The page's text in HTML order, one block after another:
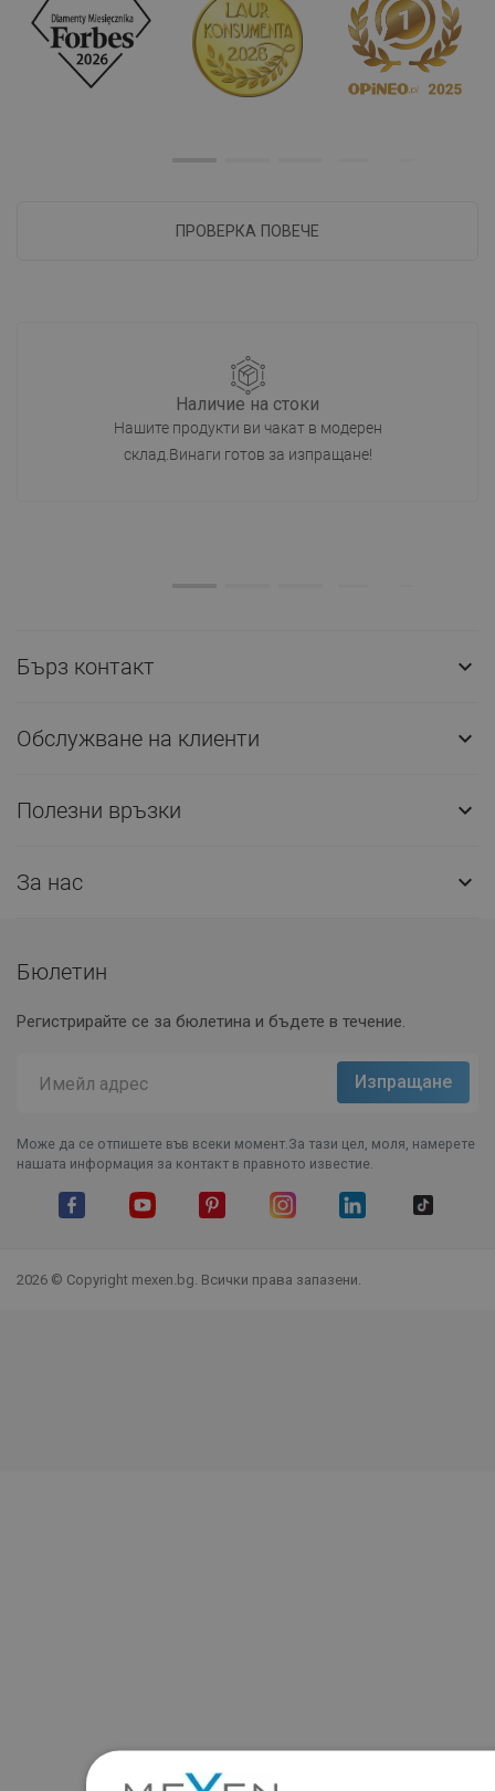
ПРОВЕРКА ПОВЕЧЕ
Наличие на стоки
Нашите продукти ви чакат в модерен
склад.Винаги готов за изпращане!
Бърз контакт 
Обслужване на клиенти 
Полезни връзки 
За нас 
Бюлетин
Регистрирайте се за бюлетина и бъдете в течение.
Може да се отпишете във всеки момент.За тази цел, моля, намерете
нашата информация за контакт в правното известие.
2026 © Copyright mexen.bg. Всички права запазени.